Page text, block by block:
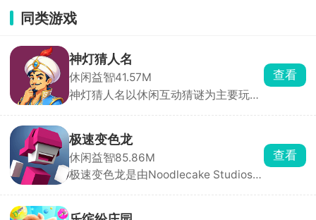
同类游戏
神灯猜人名
休闲益智41.57M
神灯猜人名以休闲互动猜谜为主要玩
世界中的人物都可以，然后神灯就会开
始对玩家提问，玩家只需要回答是或不
是，几轮下来神灯就会猜到这个人。除
了最基础的问答，游戏还设置了很多其
查看
极速变色龙
休闲益智85.86M
极速变色龙是由Noodlecake Studios打
注于操作与节奏。游戏独创变色系统，
查看